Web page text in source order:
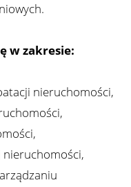
w zakresie:
nieruchomości,
nieruchomości,